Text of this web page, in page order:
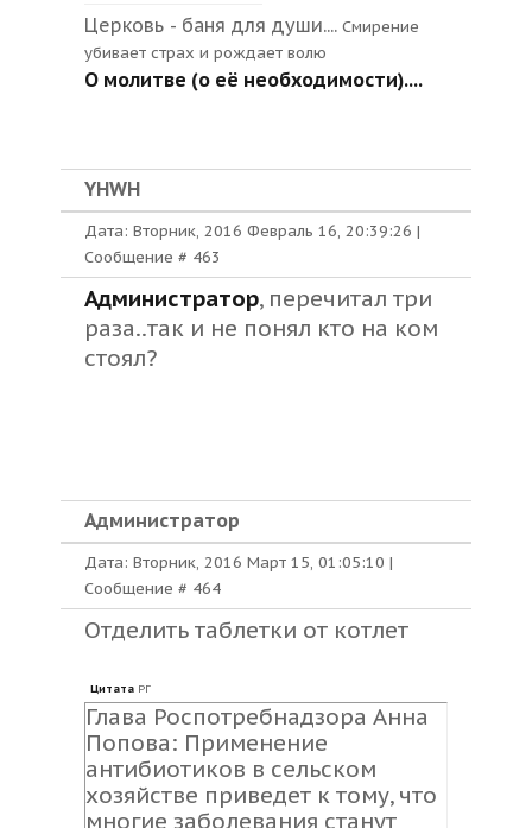
Церковь - баня для души.... Смирение
убивает страх и рождает волю
О молитве (о её необходимости)....
YHWH
Дата: Вторник, 2016 Февраль 16, 20:39:26 |
Сообщение # 463
Администратор, перечитал три
раза..так и не понял кто на ком
стоял?
Администратор
Дата: Вторник, 2016 Март 15, 01:05:10 |
Сообщение # 464
Отделить таблетки от котлет
Цитата РГ
Глава Роспотребнадзора Анна
Попова: Применение
антибиотиков в сельском
хозяйстве приведет к тому, что
многие заболевания станут